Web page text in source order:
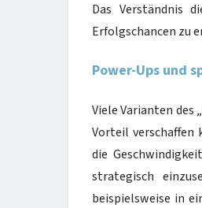
Das Verständnis
Erfolgschancen zu
Power-Ups und
Viele Varianten des
Vorteil verschaffen
die
strategisch
beispielsweise in